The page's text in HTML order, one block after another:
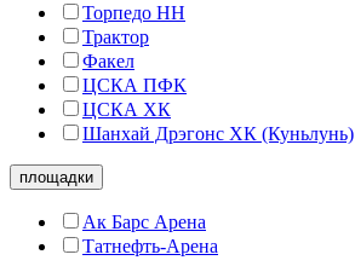
Торпедо НН
Трактор
Факел
ЦСКА ПФК
ЦСКА ХК
Шанхай Дрэгонс ХК (Куньлунь)
площадки
Ак Барс Арена
Татнефть-Арена